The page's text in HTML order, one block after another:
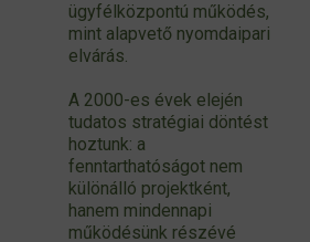
ügyfélközpontú működés,
mint alapvető nyomdaipari
elvárás.
A 2000-es évek elején
tudatos stratégiai döntést
hoztunk: a
fenntarthatóságot nem
különálló projektként,
hanem mindennapi
működésünk részévé